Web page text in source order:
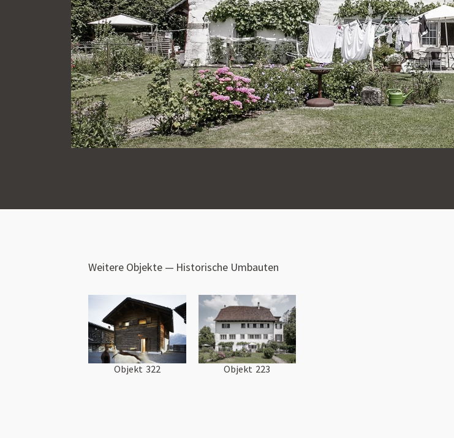
Weitere Objekte — Historische Umbauten
Objekt 322 Objekt 223